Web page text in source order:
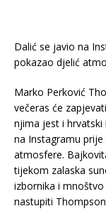
Dalić se javio na
pokazao djelić
Marko Perković
večeras će
njima jest i hrvatski
na Instagramu
atmosfere.
tijekom zalaska
izbornika i
nastupiti